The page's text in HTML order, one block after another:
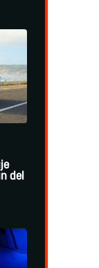
del